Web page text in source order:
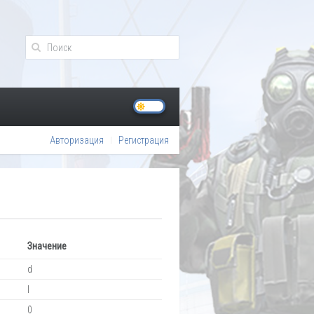
Авторизация Регистрация
Значение
d
0